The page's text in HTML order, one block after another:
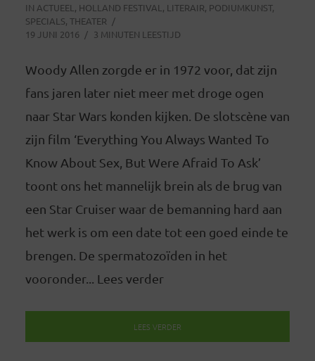
IN ACTUEEL , HOLLAND FESTIVAL , LITERAIR, PODIUMKUNST,
SPECIALS, THEATER
19 JUNI 2016
3 MINUTEN LEESTIJD
Woody Allen zorgde er in 1972 voor, dat zijn
fans jaren later niet meer met droge ogen
naar Star Wars konden kijken. De slotscène van
zijn film ‘Everything You Always Wanted To
Know About Sex, But Were Afraid To Ask’
toont ons het mannelijk brein als de brug van
een Star Cruiser waar de bemanning hard aan
het werk is om een date tot een goed einde te
brengen. De spermatozoïden in het
vooronder... Lees verder
LEES VERDER